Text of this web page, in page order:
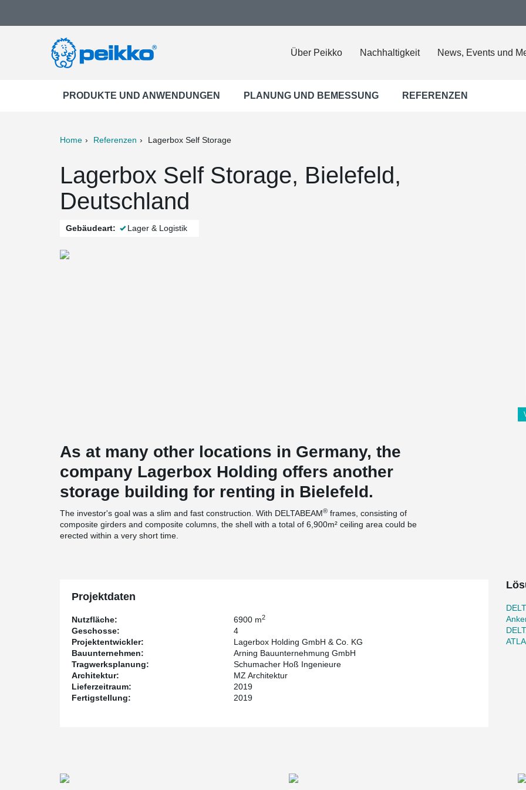
Über Peikko Nachhaltigkeit News, Events und
PRODUKTE UND ANWENDUNGEN PLANUNG UND BEMESSUNG REFERENZEN
Home Referenzen Lagerbox Self Storage
Lagerbox Self Storage, Bielefeld,
Deutschland
Gebäudeart: Lager & Logistik
As at many other locations in Germany, the
company Lagerbox Holding offers another
storage building for renting in Bielefeld.
The investor's goal was a slim and fast construction. With DELTABEAM® frames, consisting of
composite girders and composite columns, the shell with a total of 6,900m² ceiling area could be
erected within a very short time.
Projektdaten
Nutzfläche: 6900 m2
Geschosse:
4
Projektentwickler:
Lagerbox Holding GmbH & Co. KG
Bauunternehmen:
Arning Bauunternehmung GmbH
Tragwerksplanung:
Schumacher Hoß Ingenieure
Architektur:
MZ Architektur
Lieferzeitraum:
2019
Fertigstellung:
2019